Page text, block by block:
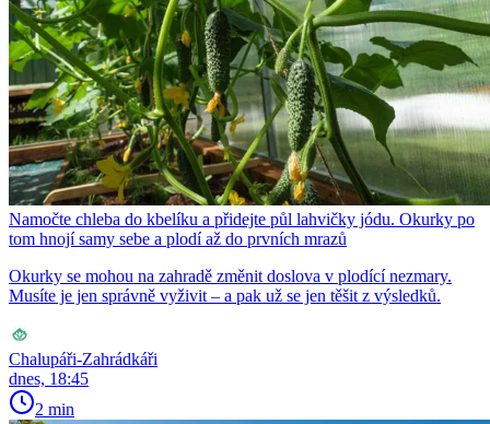
Namočte chleba do kbelíku a přidejte půl lahvičky jódu. Okurky po
tom hnojí samy sebe a plodí až do prvních mrazů
Okurky se mohou na zahradě změnit doslova v plodící nezmary.
Musíte je jen správně vyživit – a pak už se jen těšit z výsledků.
Chalupáři-Zahrádkáři
dnes, 18:45
2 min